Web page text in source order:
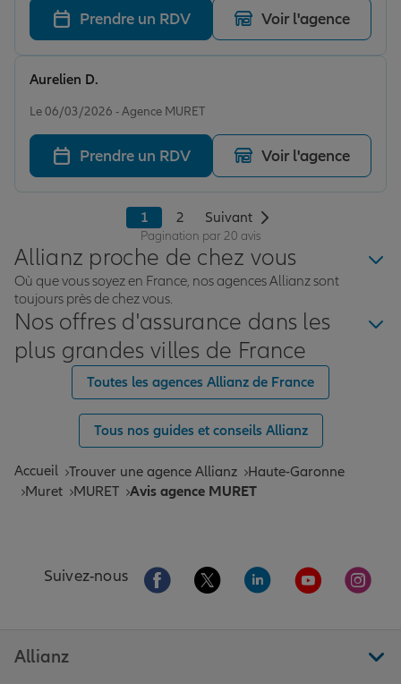
Prendre un RDV Voir l'agence
Le 06/03/2026 - Agence MURET
Aurelien D.
Prendre un RDV Voir l'agence
1 2 Suivant
Pagination par 20 avis
Allianz proche de chez vous
Où que vous soyez en France, nos agences Allianz sont
toujours près de chez vous.
Nos offres d'assurance dans les
plus grandes villes de France
Toutes les agences Allianz de France
Tous nos guides et conseils Allianz
Accueil Trouver une agence Allianz
Haute-Garonne
Muret
MURET Avis agence MURET
Suivez-nous Aller sur la page Facebook de Allianz
Aller sur la page Twitter de
Aller sur la page
Aller sur la
Aller
Allianz